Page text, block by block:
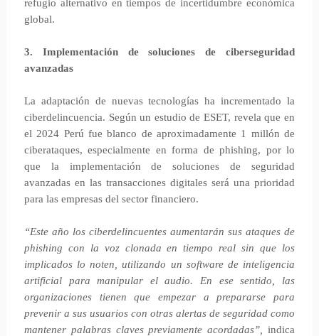
refugio alternativo en tiempos de incertidumbre económica
global.
3. Implementación de soluciones de ciberseguridad
avanzadas
La adaptación de nuevas tecnologías ha incrementado la
ciberdelincuencia. Según un estudio de ESET, revela que en
el 2024 Perú fue blanco de aproximadamente 1 millón de
ciberataques, especialmente en forma de phishing, por lo
que la implementación de soluciones de seguridad
avanzadas en las transacciones digitales será una prioridad
para las empresas del sector financiero.
“Este año los ciberdelincuentes aumentarán sus ataques de
phishing con la voz clonada en tiempo real sin que los
implicados lo noten, utilizando un software de inteligencia
artificial para manipular el audio. En ese sentido, las
organizaciones tienen que empezar a prepararse para
prevenir a sus usuarios con otras alertas de seguridad como
mantener palabras claves previamente acordadas”,
indica